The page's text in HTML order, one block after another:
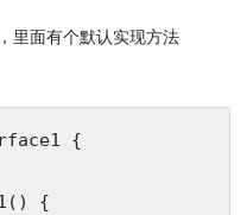
里面有个默认实现方法
{
()
{